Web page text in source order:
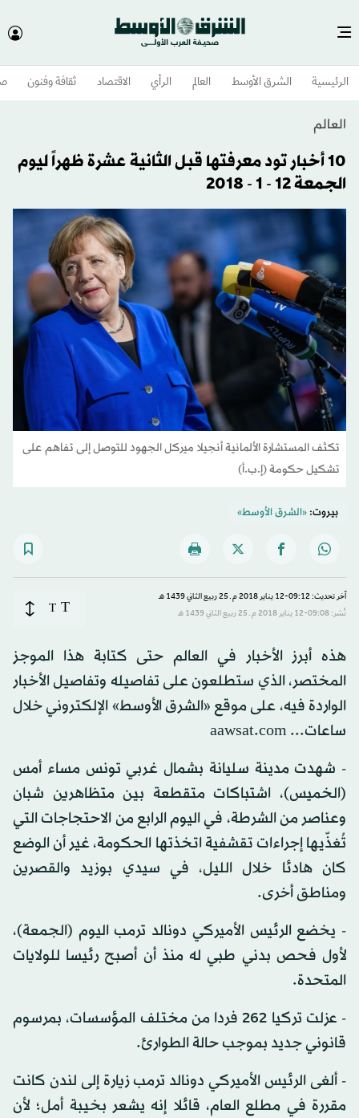
الرئيسية الشرق الأوسط​ العالم الرأي الاقتصاد ثقافة وفنون
العالم
10 أخبار تود معرفتها قبل الثانية عشرة ظهراً ليوم
الجمعة 12 - 1 - 2018
تكثف المستشارة الألمانية أنجيلا ميركل الجهود للتوصل إلى تفاهم على
تشكيل حكومة (إ.ب.أ)
بيروت:«الشرق الأوسط»
آخر تحديث: 09:12-12 يناير 2018 م ـ 25 ربيع الثاني 1439 هـ
نُشر: 09:08-12 يناير 2018 م ـ 25 ربيع الثاني 1439 هـ
T
T
هذه أبرز الأخبار في العالم حتى كتابة هذا الموجز
المختصر، الذي ستطلعون على تفاصيله وتفاصيل الأخبار
الواردة فيه، على موقع «الشرق الأوسط» الإلكتروني خلال
ساعات... aawsat.com
- شهدت مدينة سليانة بشمال غربي تونس مساء أمس
(الخميس)، اشتباكات متقطعة بين متظاهرين شبان
وعناصر من الشرطة، في اليوم الرابع من الاحتجاجات التي
تُغذّيها إجراءات تقشفية اتخذتها الحكومة، غير أن الوضع
كان هادئا خلال الليل، في سيدي بوزيد والقصرين
ومناطق أخرى.
- يخضع الرئيس الأميركي دونالد ترمب اليوم (الجمعة)،
لأول فحص بدني طبي له منذ أن أصبح رئيسا للولايات
المتحدة.
- عزلت تركيا 262 فردا من مختلف المؤسسات، بمرسوم
قانوني جديد بموجب حالة الطوارئ.
- ألغى الرئيس الأميركي دونالد ترمب زيارة إلى لندن كانت
مقررة في مطلع العام، قائلا إنه يشعر بخيبة أمل؛ لأن